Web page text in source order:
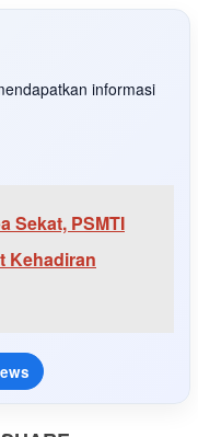
informasi
Sekat, PSMTI
Kehadiran